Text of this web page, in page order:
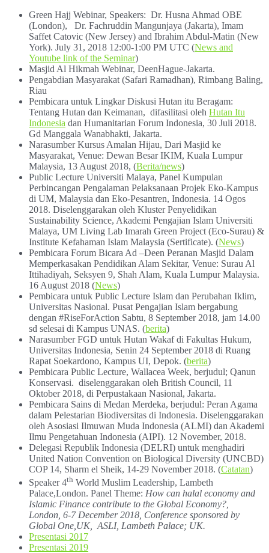
Green Hajj Webinar, Speakers: Dr. Husna Ahmad OBE
(London), Dr. Fachruddin Mangunjaya (Jakarta), Imam
Saffet Catovic (New Jersey) and Ibrahim Abdul-Matin (New
York). July 31, 2018 12:00-1:00 PM UTC (News and
Youtube link of the Seminar)
Masjid Al Hikmah Webinar, DeenHague-Jakarta.
Pengabdian Masyarakat (Safari Ramadhan), Rimbang Baling,
Riau
Pembicara untuk Lingkar Diskusi Hutan itu Beragam:
Tentang Hutan dan Keimanan, difasilitasi oleh Hutan Itu
Indonesia dan Humanitarian Forum Indonesia, 30 Juli 2018.
Gd Manggala Wanabhakti, Jakarta.
Narasumber Kursus Amalan Hijau, Dari Masjid ke
Masyarakat, Venue: Dewan Besar IKIM, Kuala Lumpur
Malaysia, 13 August 2018, (Berita/news)
Public Lecture Universiti Malaya, Panel Kumpulan
Perbincangan Pengalaman Pelaksanaan Projek Eko-Kampus
di UM, Malaysia dan Eko-Pesantren, Indonesia. 14 Ogos
2018. Diselenggarakan oleh Kluster Penyelidikan
Sustainability Science, Akademi Pengajian Islam Universiti
Malaya, UM Living Lab Imarah Green Project (Eco-Surau) &
Institute Kefahaman Islam Malaysia (Sertificate). (News)
Pembicara Forum Bicara Ad –Deen Peranan Masjid Dalam
Memperkasakan Pendidikan Alam Sekitar, Venue: Surau Al
Ittihadiyah, Seksyen 9, Shah Alam, Kuala Lumpur Malaysia.
16 August 2018 (News)
Pembicara untuk Public Lecture Islam dan Perubahan Iklim,
Universitas Nasional. Pusat Pengajian Islam bergabung
dengan #RiseForAction Sabtu, 8 September 2018, jam 14.00
sd selesai di Kampus UNAS. (berita)
Narasumber FGD untuk Hutan Wakaf di Fakultas Hukum,
Universitas Indonesia, Senin 24 September 2018 di Ruang
Rapat Soekardono, Kampus UI, Depok. (berita)
Pembicara Public Lecture, Wallacea Week, berjudul; Qanun
Konservasi. diselenggarakan oleh British Council, 11
Oktober 2018, di Perpustakaan Nasional, Jakarta.
Pembicara Sains di Medan Merdeka, berjudul: Peran Agama
dalam Pelestarian Biodiversitas di Indonesia. Diselenggarakan
oleh Asosiasi Ilmuwan Muda Indonesia (ALMI) dan Akademi
Ilmu Pengetahuan Indonesia (AIPI). 12 November, 2018.
Delegasi Republik Indonesia (DELRI) untuk menghadiri
United Nation Convention on Biological Diversity (UNCBD)
COP 14, Sharm el Sheik, 14-29 November 2018. (Catatan)
Speaker 4th World Muslim Leadership, Lambeth
Palace,London. Panel Theme: How can halal economy and
Islamic Finance contribute to the Global Economy?,
London, 6-7 December 2018, Conference sponsored by
Global One,UK, ASLI, Lambeth Palace; UK.
Presentasi 2017
Presentasi 2019